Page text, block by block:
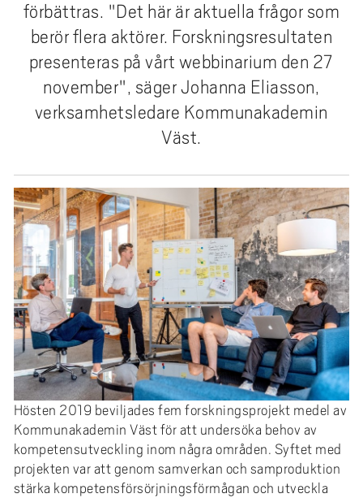
förbättras. "Det här är aktuella frågor som
berör flera aktörer. Forskningsresultaten
presenteras på vårt webbinarium den 27
november", säger Johanna Eliasson,
verksamhetsledare Kommunakademin
Väst.
Hösten 2019 beviljades fem forskningsprojekt medel av
Kommunakademin Väst för att undersöka behov av
kompetensutveckling inom några områden. Syftet med
projekten var att genom samverkan och samproduktion
stärka kompetensförsörjningsförmågan och utveckla